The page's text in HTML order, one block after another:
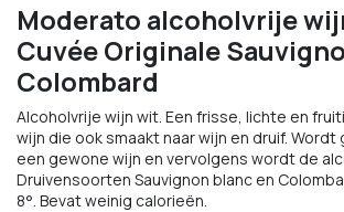
Moderato alcoholvrije
Cuvée Originale
Colombard
Alcoholvrije wijn wit. Een frisse, lichte en
wijn die ook smaakt naar wijn en druif.
een gewone wijn en vervolgens wordt de
Druivensoorten Sauvignon blanc en
8°. Bevat weinig calorieën.